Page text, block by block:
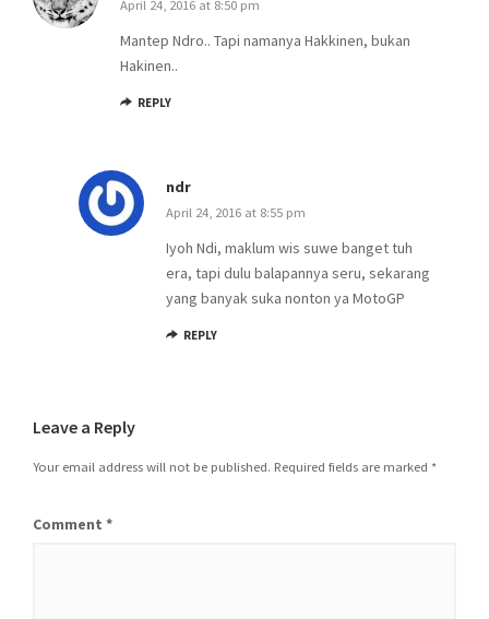
April 24, 2016 at 8:50 pm
Mantep Ndro.. Tapi namanya Hakkinen, bukan
Hakinen..
REPLY
ndr
April 24, 2016 at 8:55 pm
Iyoh Ndi, maklum wis suwe banget tuh
era, tapi dulu balapannya seru, sekarang
yang banyak suka nonton ya MotoGP
REPLY
Leave a Reply
Your email address will not be published. Required fields are marked *
Comment *